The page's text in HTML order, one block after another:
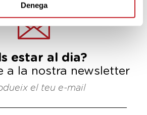
Denega
estar al dia?
a la nostra newsletter
el teu e-mail